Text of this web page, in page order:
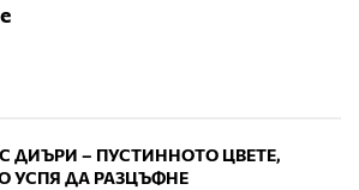
ДИЪРИ – ПУСТИННОТО ЦВЕТЕ,
УСПЯ ДА РАЗЦЪФНЕ